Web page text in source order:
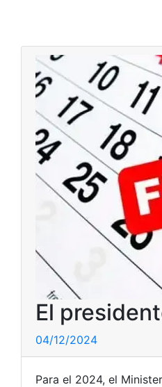
El
04/12/2024
Para el 2024, el